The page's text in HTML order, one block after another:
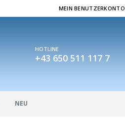
MEIN BENUTZERKONTO
HOTLINE
+43 650 511 117 7
NEU